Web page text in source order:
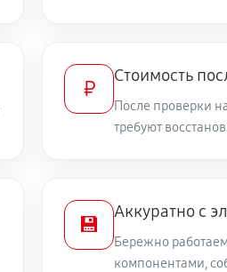
₽
Стоимость
После проверки
требуют
💾
Аккуратно с
Бережно
компонентами,